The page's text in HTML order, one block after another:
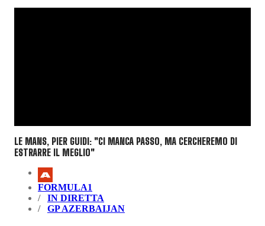
LE MANS, PIER GUIDI: "CI MANCA PASSO, MA CERCHEREMO DI
ESTRARRE IL MEGLIO"
FORMULA1
IN DIRETTA
GP AZERBAIJAN